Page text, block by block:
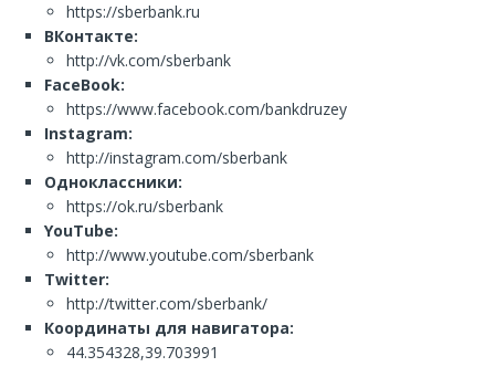
https://sberbank.ru
ВКонтакте:
http://vk.com/sberbank
FaceBook:
https://www.facebook.com/bankdruzey
Instagram:
http://instagram.com/sberbank
Одноклассники:
https://ok.ru/sberbank
YouTube:
http://www.youtube.com/sberbank
Twitter:
http://twitter.com/sberbank/
Координаты для навигатора:
44.354328,39.703991